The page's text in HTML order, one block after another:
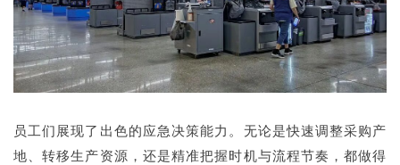
员工们展现了出色的应急决策能力。无论是快速调整采购产
地、转移生产资源，还是精准把握时机与流程节奏，都做得